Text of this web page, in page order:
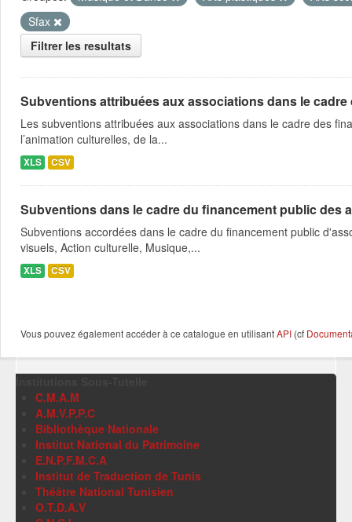
Sfax
Filtrer les resultats
Subventions attribuées aux associations dans le
Les subventions attribuées aux associations dans le cadre des
l’animation culturelles, de la...
XLS CSV
Subventions dans le cadre du financement public des
Subventions accordées dans le cadre du financement public
visuels, Action culturelle, Musique,...
XLS CSV
Vous pouvez également accéder à ce catalogue en utilisantAPI (cf
C.M.A.M
A.M.V.P.P.C
Bibliothèque Nationale
Institut National du Patrimoine
E.N.P.F.M.C.A
Institut de Traduction de Tunis
Théâtre National Tunisien
O.T.D.A.V